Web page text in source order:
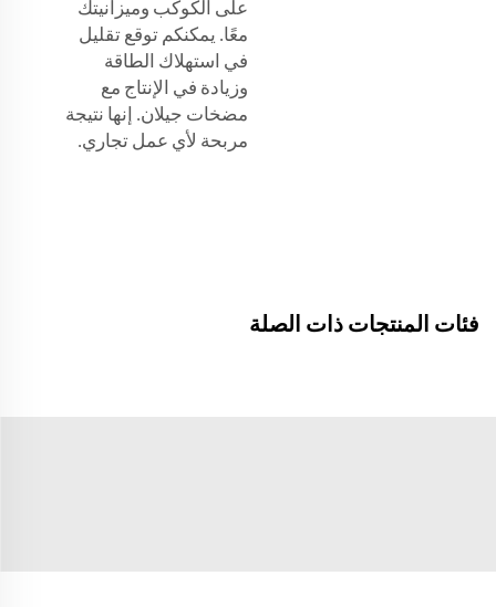
على الكوكب وميزانيتك
معًا. يمكنكم توقع تقليل
في استهلاك الطاقة
وزيادة في الإنتاج مع
مضخات جيلان. إنها نتيجة
مربحة لأي عمل تجاري.
فئات المنتجات ذات الصلة